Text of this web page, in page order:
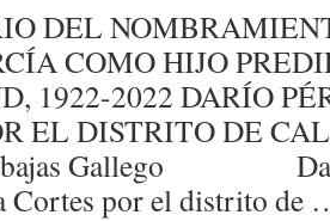
DEL
COMO HIJO
1922-2022 DARÍO
EL DISTRITO DE
Gallego
Cortes por el distrito